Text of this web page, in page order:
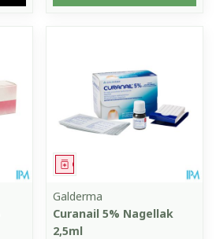
Geneesmiddel
Galderma
Curanail 5% Nagellak
2,5ml